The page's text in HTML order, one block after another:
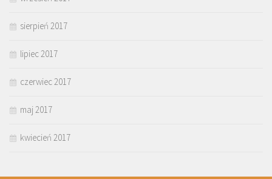
sierpień 2017
lipiec 2017
czerwiec 2017
maj 2017
kwiecień 2017